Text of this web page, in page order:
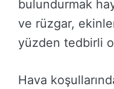
bulundurmak
ve rüzgar,
yüzden tedbirli
Hava